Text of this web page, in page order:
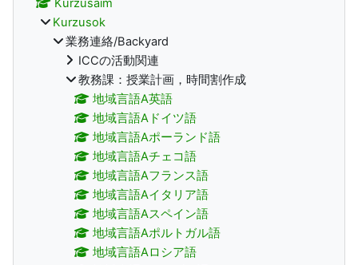
Kurzusaim
Kurzusok
業務連絡/Backyard
ICCの活動関連
教務課：授業計画，時間割作成
地域言語A英語
地域言語Aドイツ語
地域言語Aポーランド語
地域言語Aチェコ語
地域言語Aフランス語
地域言語Aイタリア語
地域言語Aスペイン語
地域言語Aポルトガル語
地域言語Aロシア語